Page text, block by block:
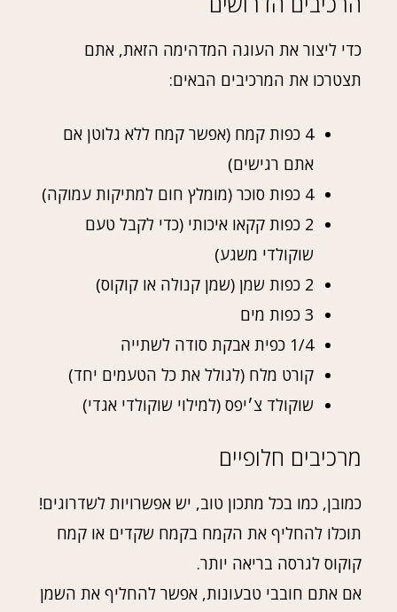
כדי ליצור את העוגה המדהימה הזאת, אתם
תצטרכו את המרכיבים הבאים:
4 כפות קמח (אפשר קמח ללא גלוטן אם
אתם רגישים)
4 כפות סוכר (מומלץ חום למתיקות עמוקה)
2 כפות קקאו איכותי (כדי לקבל טעם
שוקולדי משגע)
2 כפות שמן (שמן קנולה או קוקוס)
3 כפות מים
1/4 כפית אבקת סודה לשתייה
קורט מלח (לגולל את כל הטעמים יחד)
שוקולד צ׳יפס (למילוי שוקולדי אגדי)
מרכיבים חלופיים
כמובן, כמו בכל מתכון טוב, יש אפשרויות לשדרוגים!
תוכלו להחליף את הקמח בקמח שקדים או קמח
קוקוס לגרסה בריאה יותר.
אם אתם חובבי טבעונות, אפשר להחליף את השמן